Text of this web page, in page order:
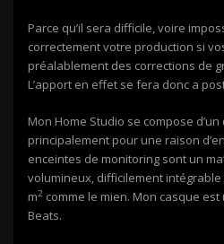
Parce qu’il sera difficile, voire
correctement votre production si
préalablement des corrections de
L’apport en effet se fera donc a
Mon Home Studio se compose d’un
principalement pour une raison
enceintes de monitoring sont un
volumineux, difficilement
m2 comme le mien. Mon casque
Beats.